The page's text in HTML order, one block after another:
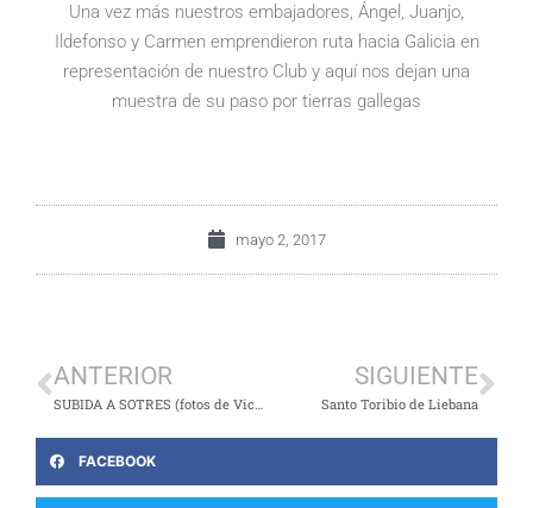
Una vez más nuestros embajadores, Ángel, Juanjo,
Ildefonso y Carmen emprendieron ruta hacia Galicia en
representación de nuestro Club y aquí nos dejan una
muestra de su paso por tierras gallegas
mayo 2, 2017
ANTERIOR SIGUIENTE
Santo Toribio de Liebana
FACEBOOK